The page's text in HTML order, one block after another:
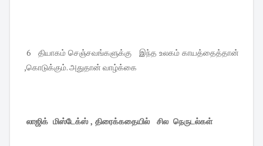
6 தியாகம் செஞ்சவங்களுக்கு இந்த உலகம் காயத்தைத்தான்
,கொடுக்கும். அதுதான் வாழ்க்கை
லாஜிக் மிஸ்டேக்ஸ் , திரைக்கதையில் சில நெருடல்கள்